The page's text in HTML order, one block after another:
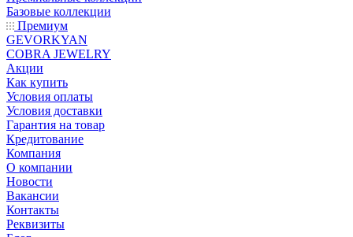
Базовые коллекции
Премиум
GEVORKYAN
COBRA JEWELRY
Акции
Как купить
Условия оплаты
Условия доставки
Гарантия на товар
Кредитование
Компания
О компании
Новости
Вакансии
Контакты
Реквизиты